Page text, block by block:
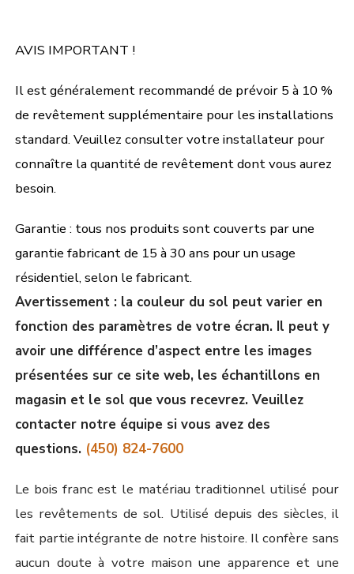
AVIS IMPORTANT !
Il est généralement recommandé de prévoir 5 à 10 %
de revêtement supplémentaire pour les installations
standard. Veuillez consulter votre installateur pour
connaître la quantité de revêtement dont vous aurez
besoin.
Garantie : tous nos produits sont couverts par une
garantie fabricant de 15 à 30 ans pour un usage
résidentiel, selon le fabricant.
Avertissement : la couleur du sol peut varier en
fonction des paramètres de votre écran. Il peut y
avoir une différence d’aspect entre les images
présentées sur ce site web, les échantillons en
magasin et le sol que vous recevrez. Veuillez
contacter notre équipe si vous avez des
questions. (450) 824-7600
Le bois franc est le matériau traditionnel utilisé pour
les revêtements de sol. Utilisé depuis des siècles, il
fait partie intégrante de notre histoire. Il confère sans
aucun doute à votre maison une apparence et une